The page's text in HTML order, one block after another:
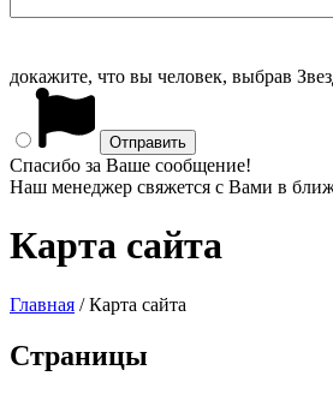
докажите, что вы человек, выбрав
Спасибо за Ваше сообщение!
Наш менеджер свяжется с Вами в
Карта сайта
Главная /Карта сайта
Страницы